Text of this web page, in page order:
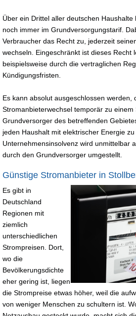
Über ein Drittel aller deutschen Haushalte
noch immer im Grundversorgungstarif.
Verbraucher das Recht zu, jederzeit
wechseln. Eingeschränkt ist dieses Recht
beispielsweise durch die vertraglichen
Kündigungsfristen.
Es kann absolut ausgeschlossen werden,
Stromanbieterwechsel temporär zu
Grundversorger des betreffenden
jeden Haushalt mit elektrischer Energie
Unternehmensinsolvenz wird unmittelbar
durch den Grundversorger umgestellt.
Günstige Stromanbieter in
Es gibt in
Deutschland
Regionen mit
ziemlich
unterschiedlichen
Strompreisen. Dort,
wo die
Bevölkerungsdichte
eher gering ist, liegen
die Strompreise etwas höher, weil die
von weniger Menschen zu schultern ist.